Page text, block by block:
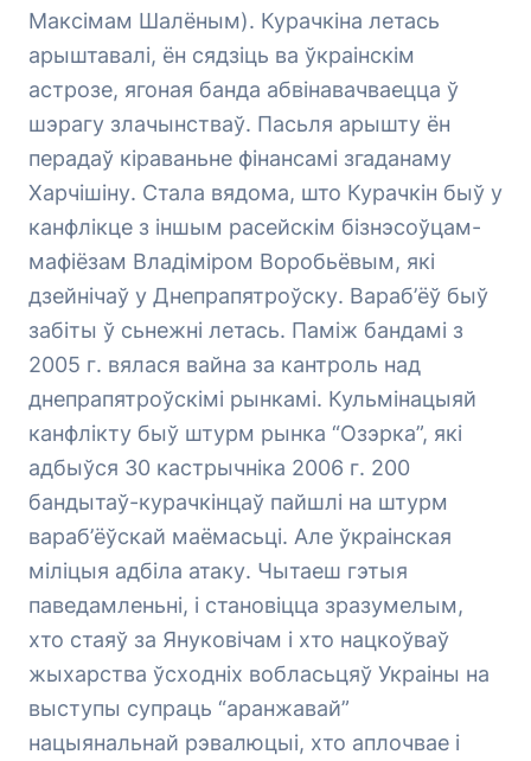
Максімам Шалёным). Курачкіна летась
арыштавалі, ён сядзіць ва ўкраінскім
астрозе, ягоная банда абвінавачваецца ў
шэрагу злачынстваў. Пасьля арышту ён
перадаў кіраваньне фінансамі згаданаму
Харчішіну. Стала вядома, што Курачкін быў у
канфлікце з іншым расейскім бізнэсоўцам-
мафіёзам Владіміром Воробьёвым, які
дзейнічаў у Днепрапятроўску. Вараб’ёў быў
забіты ў сьнежні летась. Паміж бандамі з
2005 г. вялася вайна за кантроль над
днепрапятроўскімі рынкамі. Кульмінацыяй
канфлікту быў штурм рынка “Озэрка”, які
адбыўся 30 кастрычніка 2006 г. 200
бандытаў-курачкінцаў пайшлі на штурм
вараб’ёўскай маёмасьці. Але ўкраінская
міліцыя адбіла атаку. Чытаеш гэтыя
паведамленьні, і становіцца зразумелым,
хто стаяў за Януковічам і хто нацкоўваў
жыхарства ўсходніх вобласьцяў Украіны на
выступы супраць “аранжавай”
нацыянальнай рэвалюцыі, хто аплочвае і